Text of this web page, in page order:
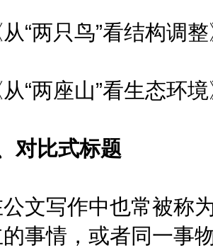
两只鸟”看结构调整
两座山”看生态环境
对比式标题
写作中也常被称为
事情，或者同一事